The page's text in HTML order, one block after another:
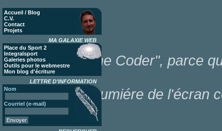
Accueil / Blog
C.V.
Contact
Projets
MA GALAXIE WEB
Place du Sport 2
Integralsport
Galeries photos
Outils pour le webmestre
Mon blog d'écriture
LETTRE D'INFORMATION
Nom
Courriel (e-mail)
"Poor Lonesome Coder", parce
dans la lumiére de l'écran